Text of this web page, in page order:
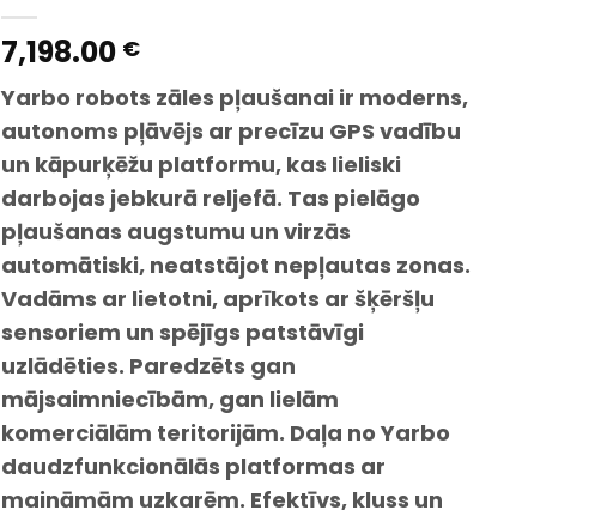
7,198.00 €
Yarbo robots zāles pļaušanai ir moderns,
autonoms pļāvējs ar precīzu GPS vadību
un kāpurķēžu platformu, kas lieliski
darbojas jebkurā reljefā. Tas pielāgo
pļaušanas augstumu un virzās
automātiski, neatstājot nepļautas zonas.
Vadāms ar lietotni, aprīkots ar šķēršļu
sensoriem un spējīgs patstāvīgi
uzlādēties. Paredzēts gan
mājsaimniecībām, gan lielām
komerciālām teritorijām. Daļa no Yarbo
daudzfunkcionālās platformas ar
maināmām uzkarēm. Efektīvs, kluss un